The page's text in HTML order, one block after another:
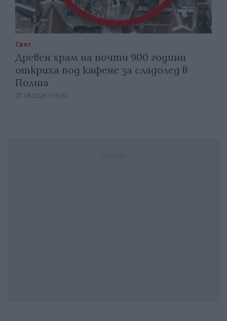
Свят
Древен храм на почти 900 години
откриха под кафене за сладолед в
Полша
07.08.2026 / 16:00